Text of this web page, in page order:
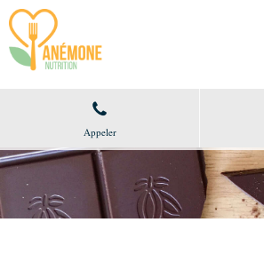
Appeler